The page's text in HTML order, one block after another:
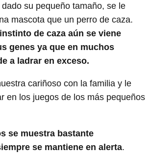
su pequeño tamaño, se le
mascota que un perro de caza.
de caza aún se viene
genes ya que en muchos
a ladrar en exceso.
cariñoso con la familia y le
en los juegos de los más pequeños
se muestra bastante
se mantiene en alerta.